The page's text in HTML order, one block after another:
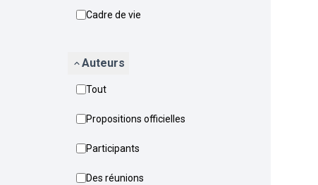
Cadre de vie
Auteurs
Tout
Propositions officielles
Participants
Des réunions